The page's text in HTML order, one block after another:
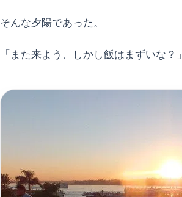
そんな夕陽であった。
「また来よう、しかし飯はまずいな？」